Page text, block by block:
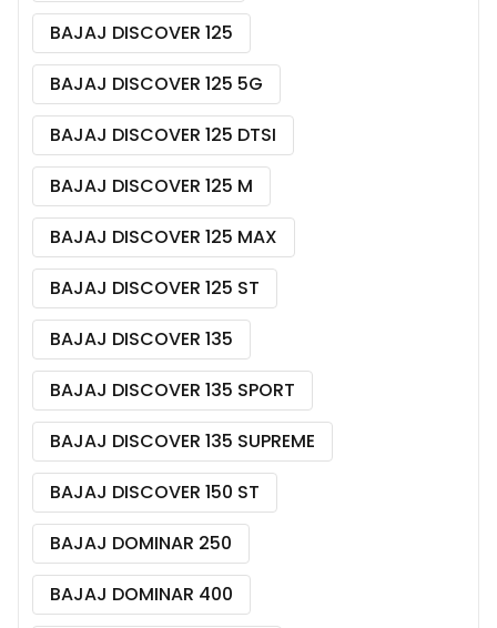
BAJAJ DISCOVER 125
BAJAJ DISCOVER 125 5G
BAJAJ DISCOVER 125 DTSI
BAJAJ DISCOVER 125 M
BAJAJ DISCOVER 125 MAX
BAJAJ DISCOVER 125 ST
BAJAJ DISCOVER 135
BAJAJ DISCOVER 135 SPORT
BAJAJ DISCOVER 135 SUPREME
BAJAJ DISCOVER 150 ST
BAJAJ DOMINAR 250
BAJAJ DOMINAR 400